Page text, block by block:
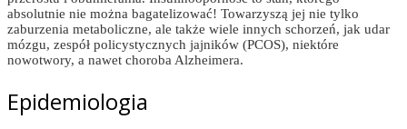
absolutnie nie można bagatelizować! Towarzyszą jej nie tylko
zaburzenia metaboliczne, ale także wiele innych schorzeń, jak udar
mózgu, zespół policystycznych jajników (PCOS), niektóre
nowotwory, a nawet choroba Alzheimera.
Epidemiologia